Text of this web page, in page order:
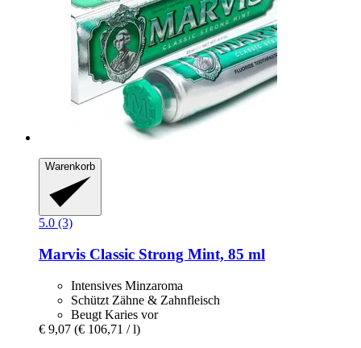
Warenkorb
5.0 (3)
Marvis Classic Strong Mint, 85 ml
Intensives Minzaroma
Schützt Zähne & Zahnfleisch
Beugt Karies vor
€ 9,07 (€ 106,71 / l)